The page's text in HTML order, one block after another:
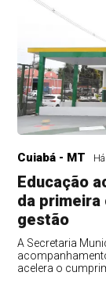
Cuiabá - MT
Educação
da
gestão
A Secretaria
acelera o